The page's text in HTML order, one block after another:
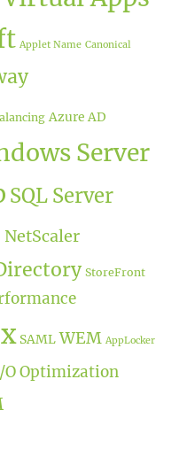
Applet Name Canonical
Azure AD
Server
SQL Server
NetScaler
StoreFront
SAML WEM AppLocker
Optimization